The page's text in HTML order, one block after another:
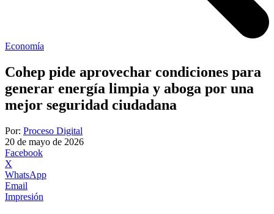
Economía
Cohep pide aprovechar condiciones para
generar energía limpia y aboga por una
mejor seguridad ciudadana
Por: Proceso Digital
20 de mayo de 2026
Facebook
X
WhatsApp
Email
Impresión